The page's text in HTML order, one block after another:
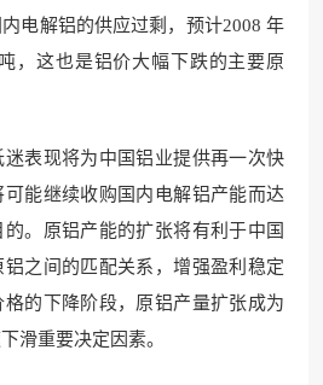
电解铝的供应过剩，预计2008 年
，这也是铝价大幅下跌的主要原
表现将为中国铝业提供再一次快
能继续收购国内电解铝产能而达
。原铝产能的扩张将有利于中国
之间的匹配关系，增强盈利稳定
的下降阶段，原铝产量扩张成为
滑重要决定因素。